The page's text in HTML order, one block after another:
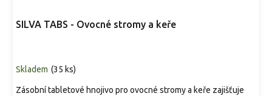
SILVA TABS - Ovocné stromy a keře
Skladem (35 ks)
Zásobní tabletové hnojivo pro ovocné stromy a keře zajišťuje